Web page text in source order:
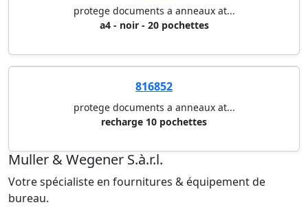
protege documents a anneaux at...
a4 - noir - 20 pochettes
816852
protege documents a anneaux at...
recharge 10 pochettes
Muller & Wegener S.à.r.l.
Votre spécialiste en fournitures & équipement de
bureau.